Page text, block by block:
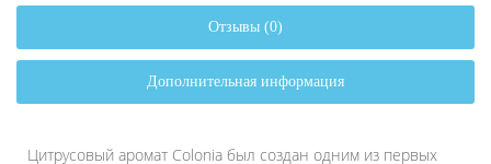
Отзывы (0)
Дополнительная информация
Цитрусовый аромат Colonia был создан одним из первых